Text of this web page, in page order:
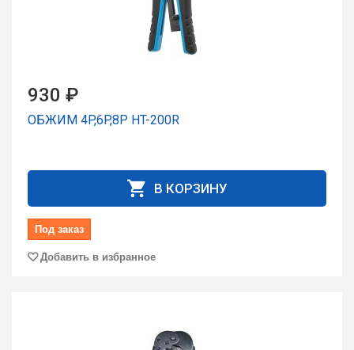
930 ₽
ОБЖИМ 4P,6P,8P HT-200R
В КОРЗИНУ
Под заказ
Добавить в избранное